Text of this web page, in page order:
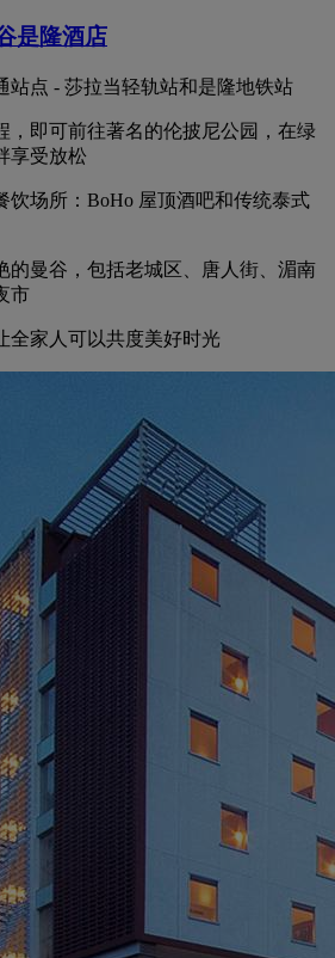
是隆酒店
站点 - 莎拉当轻轨站和是隆地铁站
，即可前往著名的伦披尼公园，在绿
享受放松
饮场所：BoHo 屋顶酒吧和传统泰式
的曼谷，包括老城区、唐人街、湄南
市
全家人可以共度美好时光